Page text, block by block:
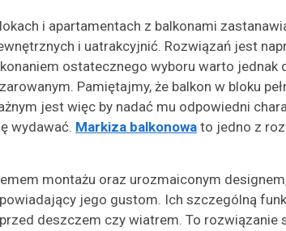
i apartamentach z balkonami
i uatrakcyjnić. Rozwiązań jest
ostatecznego wyboru warto jednak
Pamiętajmy, że balkon w bloku
jest więc by nadać mu odpowiedni
wydawać. Markiza balkonowa to jedno z
montażu oraz urozmaiconym
jego gustom. Ich szczególną
deszczem czy wiatrem. To